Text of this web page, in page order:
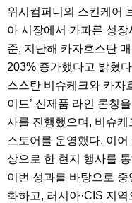
위시컴퍼니의 스킨케어
아 시장에서 가파른 성장
준, 지난해 카자흐스탄
203% 증가했다고 밝혔
스스탄 비슈케크와 카자
이드’ 신제품 라인 론칭
사를 진행했으며, 비슈
스토어를 운영했다. 이어
상으로 한 현지 행사를
이번 성과를 바탕으로
화하고, 러시아·CIS 지